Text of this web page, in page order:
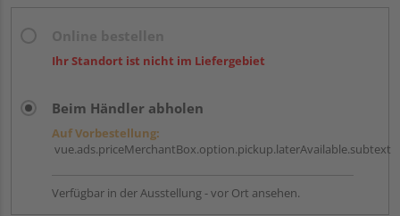
Ihr Standort ist nicht im Liefergebiet
Beim Händler abholen
Auf Vorbestellung:
vue.ads.priceMerchantBox.option.pickup.laterAvailable.subtext
Verfügbar in der Ausstellung - vor Ort ansehen.